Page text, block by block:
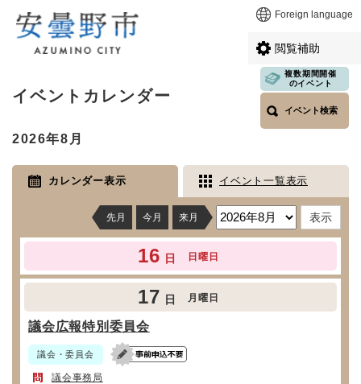
メニューを飛ばして本文へ Foreign language
閲覧補助
文
イベントカレンダー
複数期間開催
のイベント
イベント検索
2026年8月
カレンダー表示 イベント一覧表示
先月 今月 来月
16 日 日曜日
17 日 月曜日
議会広報特別委員会
議会・委員会
議会事務局